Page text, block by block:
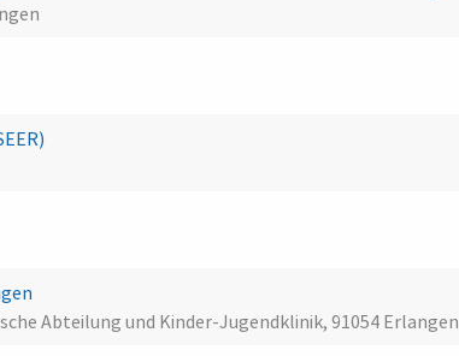
Abteilung und Kinder-Jugendklinik, 91054 Erlangen